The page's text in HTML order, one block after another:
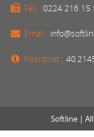
Fax : 0224 216 15
Email :
Koordinat :
Softline |